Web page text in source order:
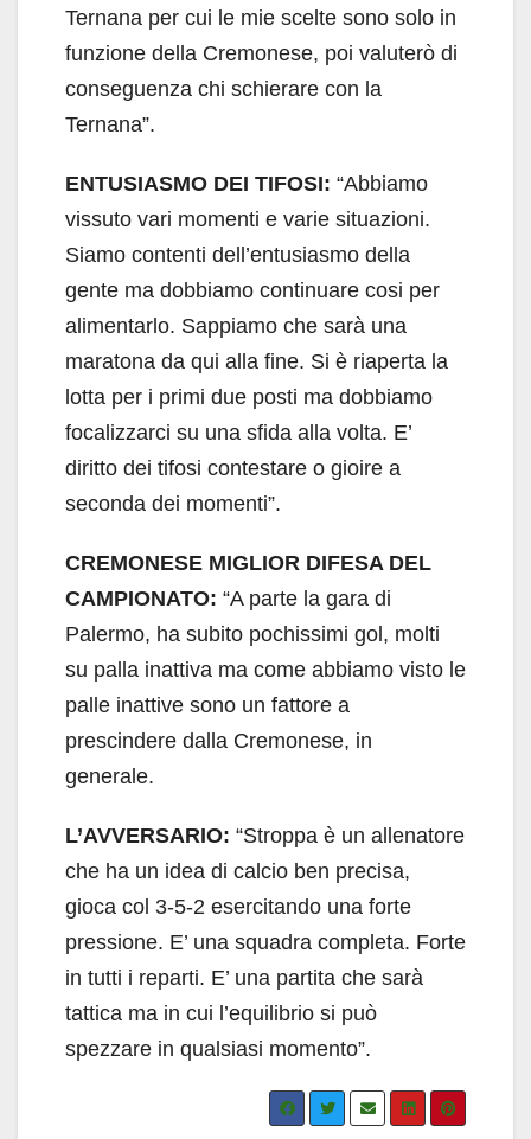
Ternana per cui le mie scelte sono solo in
funzione della Cremonese, poi valuterò di
conseguenza chi schierare con la
Ternana”.
ENTUSIASMO DEI TIFOSI: “Abbiamo
vissuto vari momenti e varie situazioni.
Siamo contenti dell’entusiasmo della
gente ma dobbiamo continuare cosi per
alimentarlo. Sappiamo che sarà una
maratona da qui alla fine. Si è riaperta la
lotta per i primi due posti ma dobbiamo
focalizzarci su una sfida alla volta. E’
diritto dei tifosi contestare o gioire a
seconda dei momenti”.
CREMONESE MIGLIOR DIFESA DEL
CAMPIONATO: “A parte la gara di
Palermo, ha subito pochissimi gol, molti
su palla inattiva ma come abbiamo visto le
palle inattive sono un fattore a
prescindere dalla Cremonese, in
generale.
L’AVVERSARIO: “Stroppa è un allenatore
che ha un idea di calcio ben precisa,
gioca col 3-5-2 esercitando una forte
pressione. E’ una squadra completa. Forte
in tutti i reparti. E’ una partita che sarà
tattica ma in cui l’equilibrio si può
spezzare in qualsiasi momento”.